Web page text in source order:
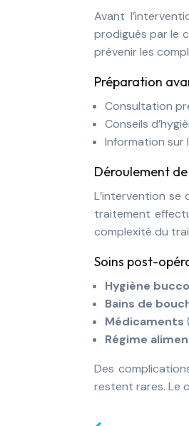
Avant
prodigués par le
prévenir les
Préparation
Consultation
Conseils
Information sur
Déroulement
L’intervention se
traitement
complexité du
Soins post-
Hygiène
Bains de
Médicaments
Régime
Des
restent rares. Le